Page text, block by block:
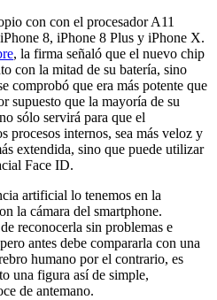
con con el procesador A11
8, iPhone 8 Plus y iPhone X.
, la firma señaló que el nuevo chip
con la mitad de su batería, sino
comprobó que era más potente que
supuesto que la mayoría de su
sólo servirá para que el
procesos internos, sea más veloz y
extendida, sino que puede utilizar
Face ID.
artificial lo tenemos en la
la cámara del smartphone.
reconocerla sin problemas e
antes debe compararla con una
humano por el contrario, es
una figura así de simple,
de antemano.